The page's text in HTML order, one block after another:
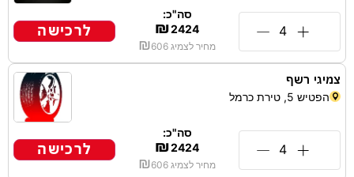
סה"כ:
₪2424
מחיר לצמיג ₪606
לרכישה
צמיגי רשף
הפטיש 5, טירת כרמל
סה"כ:
₪2424
מחיר לצמיג ₪606
לרכישה